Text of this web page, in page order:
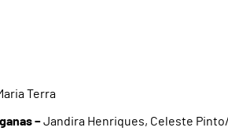
Terra
–Jandira Henriques, Celeste